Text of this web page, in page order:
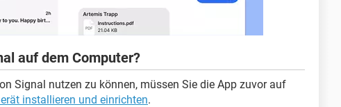
auf dem Computer?
Signal nutzen zu können, müssen Sie die App zuvor auf
installieren und einrichten.